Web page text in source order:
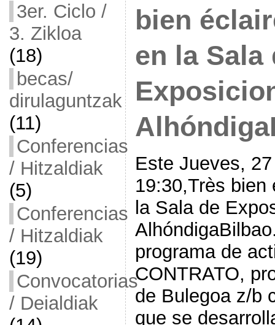
3er. Ciclo /
3. Zikloa
(18)
becas/
dirulaguntzak
(11)
Conferencias
/ Hitzaldiak
(5)
Conferencias
/ Hitzaldiak
(19)
Convocatorias
/ Deialdiak
bien
en la Sala
Este Jueves,
19:30,Très bien
la Sala de
programa de
CONTRATO,
de Bulegoa z/b
que se